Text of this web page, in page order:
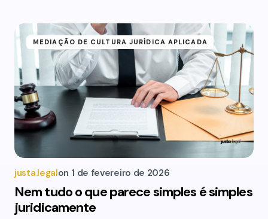
MEDIAÇÃO DE CULTURA JURÍDICA APLICADA
justa.legalon 1 de fevereiro de 2026
Nem tudo o que parece simples é simples
juridicamente